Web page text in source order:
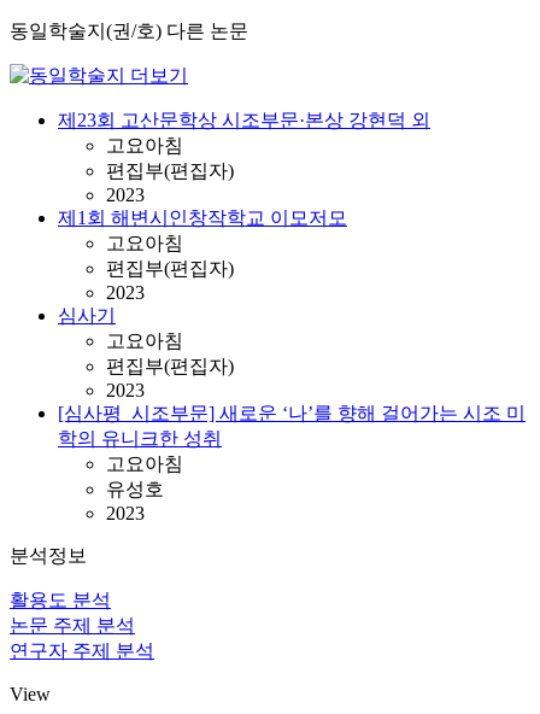
동일학술지(권/호) 다른 논문
제23회 고산문학상 시조부문·본상 강현덕 외
고요아침
편집부(편집자)
2023
제1회 해변시인창작학교 이모저모
고요아침
편집부(편집자)
2023
심사기
고요아침
편집부(편집자)
2023
[심사평_시조부문] 새로운 ‘나’를 향해 걸어가는 시조 미
학의 유니크한 성취
고요아침
유성호
2023
분석정보
활용도 분석
논문 주제 분석
연구자 주제 분석
View